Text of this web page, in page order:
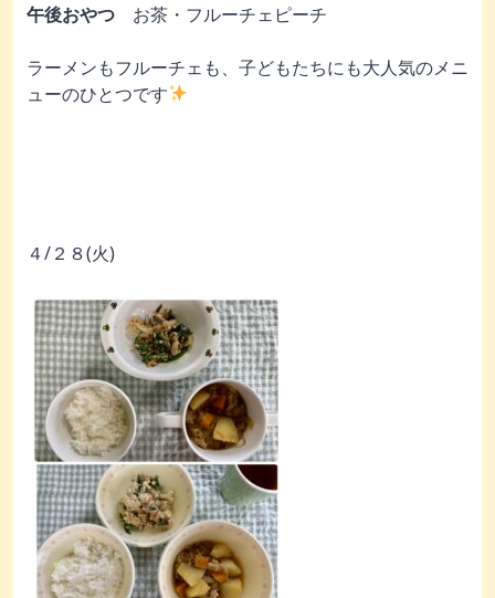
午後おやつ お茶・フルーチェピーチ
ラーメンもフルーチェも、子どもたちにも大人気のメニ
ューのひとつです
４/２８(火)